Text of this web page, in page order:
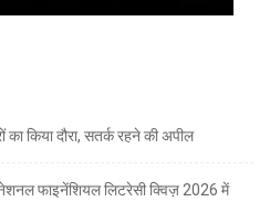
का किया दौरा, सतर्क रहने की अपील
नेशनल फाइनेंशियल लिटरेसी क्विज़ 2026 में